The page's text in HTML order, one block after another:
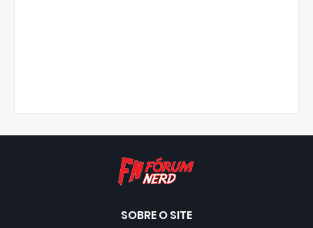
SOBRE O SITE